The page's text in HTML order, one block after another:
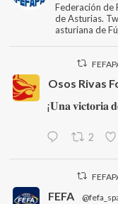
Federación de
de Asturias.
asturiana de
Osos Rivas
¡𝐔𝐧𝐚 𝐯𝐢𝐜𝐭𝐨𝐫𝐢𝐚
2
FEFA